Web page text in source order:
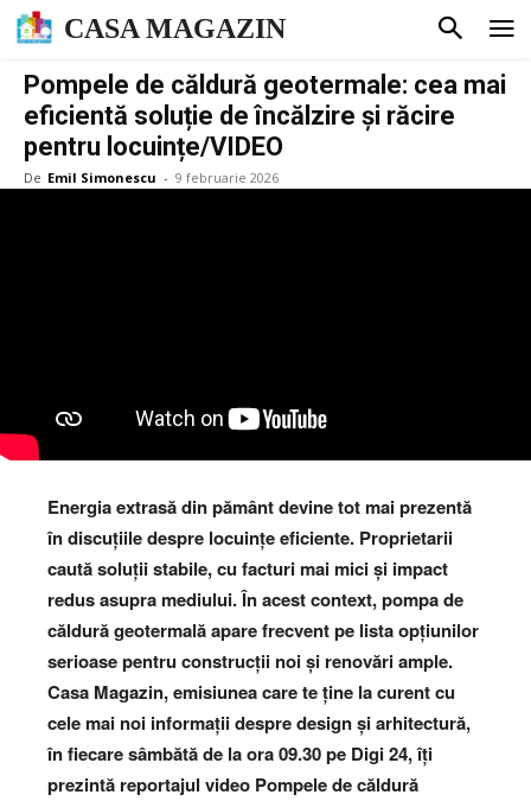
CASA MAGAZIN
Pompele de căldură geotermale: cea mai
eficientă soluție de încălzire și răcire
pentru locuințe/VIDEO
De Emil Simonescu - 9 februarie 2026
Energia extrasă din pământ devine tot mai prezentă
în discuțiile despre locuințe eficiente. Proprietarii
caută soluții stabile, cu facturi mai mici și impact
redus asupra mediului. În acest context, pompa de
căldură geotermală apare frecvent pe lista opțiunilor
serioase pentru construcții noi și renovări ample.
Casa Magazin, emisiunea care te ține la curent cu
cele mai noi informații despre design și arhitectură,
în fiecare sâmbătă de la ora 09.30 pe Digi 24, îți
prezintă reportajul video Pompele de căldură